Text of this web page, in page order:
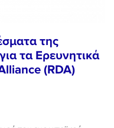
της
τα Ερευνητικά
(RDA)